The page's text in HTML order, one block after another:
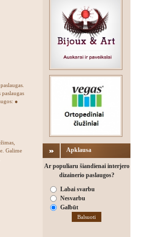
●
Galime
Apklausa
Ar populiaru šiandienai interjero
dizainerio paslaugos?
Labai svarbu
Nesvarbu
Galbūt